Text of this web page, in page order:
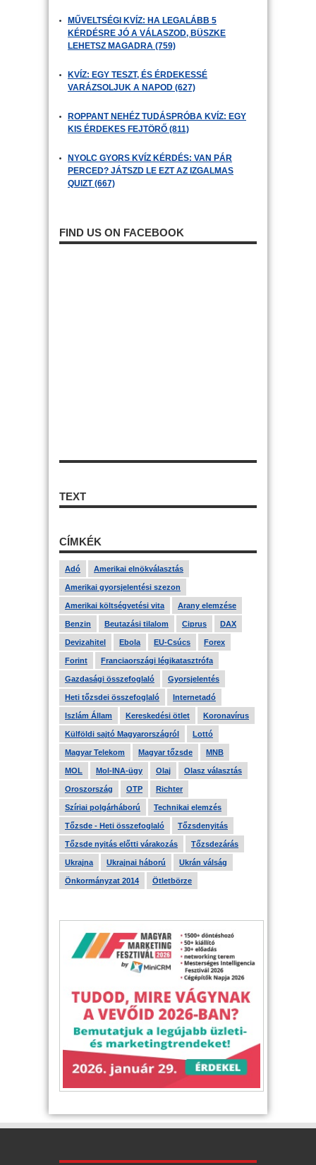
MŰVELTSÉGI KVÍZ: HA LEGALÁBB 5
KÉRDÉSRE JÓ A VÁLASZOD, BÜSZKE
LEHETSZ MAGADRA (759)
KVÍZ: EGY TESZT, ÉS ÉRDEKESSÉ
VARÁZSOLJUK A NAPOD (627)
ROPPANT NEHÉZ TUDÁSPRÓBA KVÍZ: EGY
KIS ÉRDEKES FEJTÖRŐ (811)
NYOLC GYORS KVÍZ KÉRDÉS: VAN PÁR
PERCED? JÁTSZD LE EZT AZ IZGALMAS
QUIZT (667)
FIND US ON FACEBOOK
TEXT
CÍMKÉK
Adó Amerikai elnökválasztás
Amerikai gyorsjelentési szezon
Amerikai költségvetési vita Arany elemzése
Benzin Beutazási tilalom Ciprus DAX
Devizahitel Ebola EU-Csúcs Forex
Forint Franciaországi légikatasztrófa
Gazdasági összefoglaló Gyorsjelentés
Heti tőzsdei összefoglaló Internetadó
Iszlám Állam Kereskedési ötlet Koronavírus
Külföldi sajtó Magyarországról Lottó
Magyar Telekom Magyar tőzsde MNB
MOL Mol-INA-ügy Olaj Olasz választás
Oroszország OTP Richter
Szíriai polgárháború Technikai elemzés
Tőzsde - Heti összefoglaló Tőzsdenyitás
Tőzsde nyitás előtti várakozás Tőzsdezárás
Ukrajna Ukrajnai háború Ukrán válság
Önkormányzat 2014 Ötletbörze